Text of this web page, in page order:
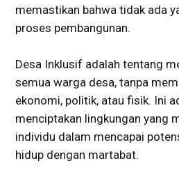
memastikan bahwa tidak ada
proses pembangunan.
Desa Inklusif adalah tentang
semua warga desa, tanpa
ekonomi, politik, atau fisik. Ini
menciptakan lingkungan yang
individu dalam mencapai
hidup dengan martabat.